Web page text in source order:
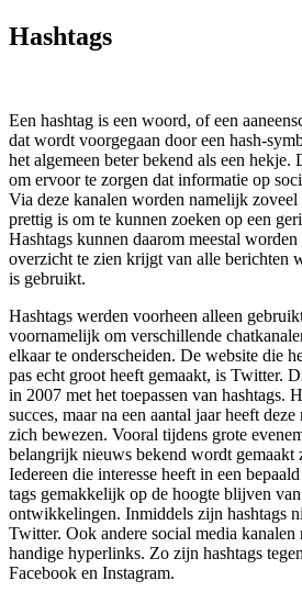
Hashtags
Een hashtag is een woord, of een
dat wordt voorgegaan door een hash-
het algemeen beter bekend als een hekje.
om ervoor te zorgen dat informatie op
Via deze kanalen worden namelijk zoveel
prettig is om te kunnen zoeken op een
Hashtags kunnen daarom meestal
overzicht te zien krijgt van alle berichten
is gebruikt.
Hashtags werden voorheen alleen
voornamelijk om verschillende
elkaar te onderscheiden. De website die
pas echt groot heeft gemaakt, is Twitter.
in 2007 met het toepassen van hashtags.
succes, maar na een aantal jaar heeft
zich bewezen. Vooral tijdens grote
belangrijk nieuws bekend wordt gemaakt
Iedereen die interesse heeft in een
tags gemakkelijk op de hoogte blijven van
ontwikkelingen. Inmiddels zijn hashtags
Twitter. Ook andere social media
handige hyperlinks. Zo zijn hashtags
Facebook en Instagram.